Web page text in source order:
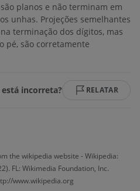
planos e não terminam em
unhas. Projeções semelhantes
terminação dos dígitos, mas
pé, são corretamente
incorreta? RELATAR
the wikipedia website - Wikipedia:
FL: Wikimedia Foundation, Inc.
www.wikipedia.org